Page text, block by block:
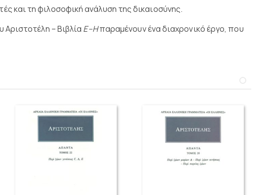
και τη φιλοσοφική ανάλυση της δικαιοσύνης.
Αριστοτέλη – Βιβλία Ε–Ηπαραμένουν ένα διαχρονικό έργο, που